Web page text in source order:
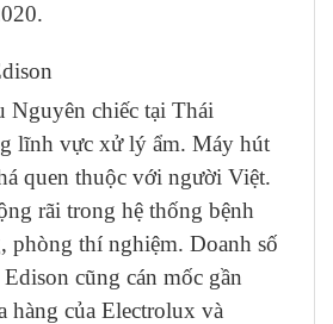
Nguyên chiếc tại Thái
lĩnh vực xử lý ẩm. Máy hút
quen thuộc với người Việt.
rãi trong hệ thống bệnh
phòng thí nghiệm. Doanh số
cũng cán mốc gần
hàng của Electrolux và